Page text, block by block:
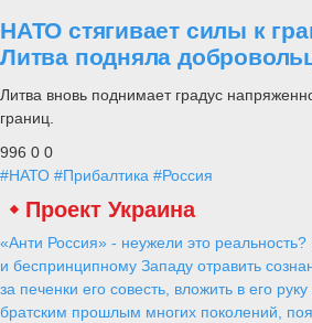
НАТО стягивает силы к
Литва подняла
Литва вновь поднимает градус
границ.
996 0 0
#НАТО #Прибалтика #Россия
Проект Украина
«Анти Россия» - неужели это
и беспринципному Западу отравить
за печенки его совесть, вложить в его
братским прошлым многих поколений,